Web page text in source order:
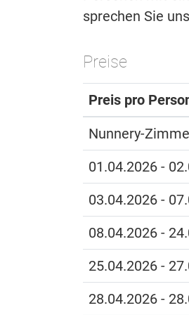
sprechen Sie
Preise
Preis pro
Nunnery-
01.04.2026 -
03.04.2026 -
08.04.2026 -
25.04.2026 -
28.04.2026 -